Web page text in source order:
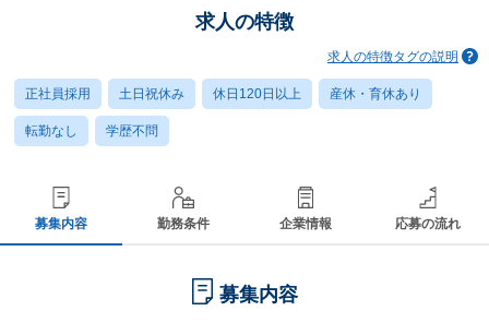
求人の特徴
求人の特徴タグの説明
正社員採用 土日祝休み 休日120日以上 産休・育休あり
転勤なし 学歴不問
募集内容 勤務条件 企業情報 応募の流れ
募集内容